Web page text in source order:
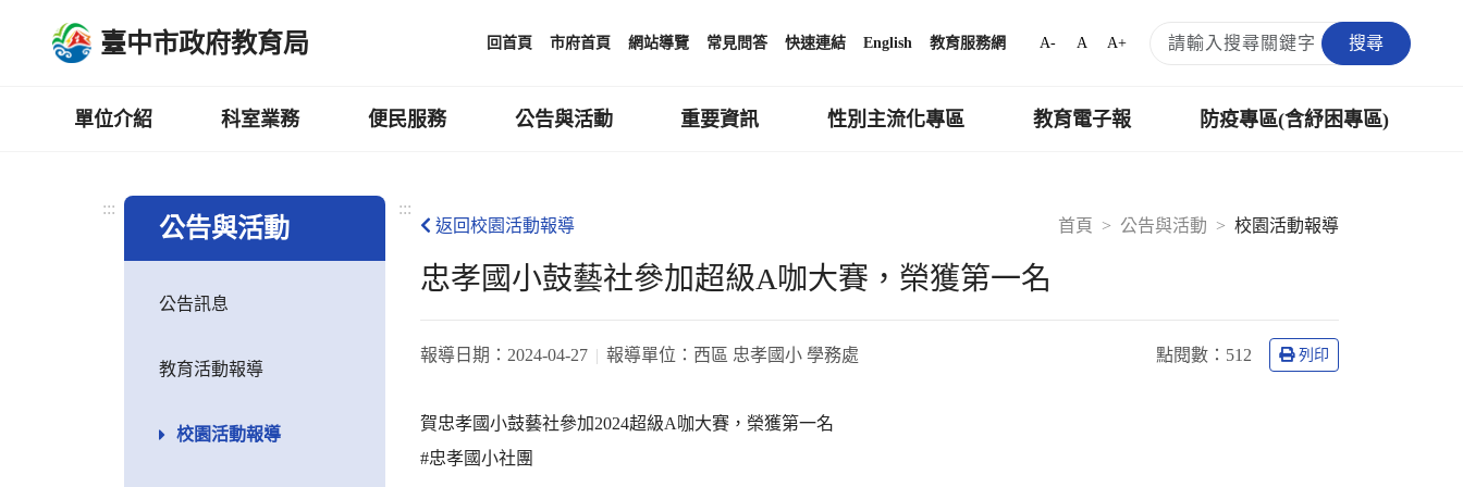
臺中市政府教育局 回首頁 市府首頁 網站導覽 常見問答 快速連結 English 教育服務網 A- A A+ 搜尋
單位介紹 科室業務 便民服務 公告與活動 重要資訊 性別主流化專區 教育電子報 防疫專區(含紓困專區)
:::
公告與活動
公告訊息
教育活動報導
校園活動報導
:::
首頁
公告與活動 校園活動報導
返回校園活動報導
忠孝國小鼓藝社參加超級A咖大賽，榮獲第一名
報導日期： 2024-04-27 報導單位： 西區 忠孝國小 學務處 點閱數： 512 列印
賀忠孝國小鼓藝社參加2024超級A咖大賽，榮獲第一名
#忠孝國小社團